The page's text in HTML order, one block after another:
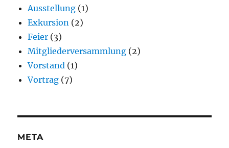
Ausstellung (1)
Exkursion (2)
Feier (3)
Mitgliederversammlung (2)
Vorstand (1)
Vortrag (7)
META